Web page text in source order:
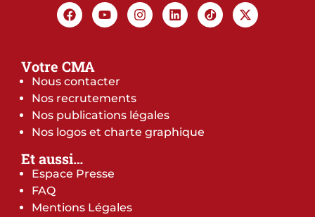
Votre CMA
Nous contacter
Nos recrutements
Nos publications légales
Nos logos et charte graphique
Et aussi…
Espace Presse
FAQ
Mentions Légales